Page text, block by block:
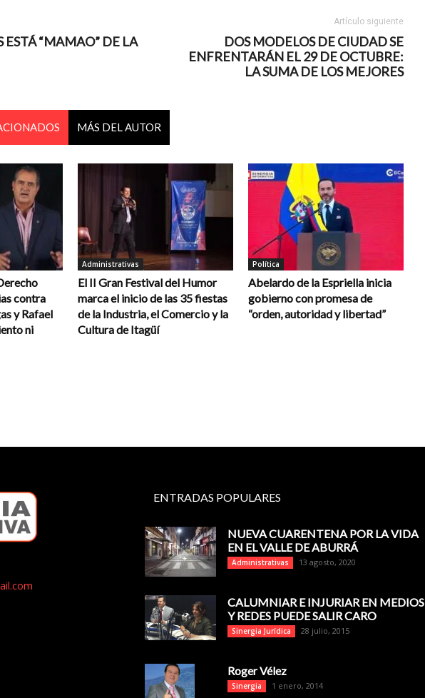
ESTÁ “MAMAO” DE LA
Artículo siguiente
DOS MODELOS DE CIUDAD SE
ENFRENTARÁN EL 29 DE OCTUBRE:
LA SUMA DE LOS MEJORES
MÁS DEL AUTOR
contra
y Rafael
ni
Administrativas
El II Gran Festival del Humor
marca el inicio de las 35 fiestas
de la Industria, el Comercio y la
Cultura de Itagüí
Política
Abelardo de la Espriella inicia
gobierno con promesa de
“orden, autoridad y libertad”
ENTRADAS POPULARES
NUEVA CUARENTENA POR LA VIDA
EN EL VALLE DE ABURRÁ
Administrativas 13 agosto, 2020
CALUMNIAR E INJURIAR EN MEDIOS
Y REDES PUEDE SALIR CARO
Sinergia Jurídica 28 julio, 2015
Roger Vélez
Sinergia 1 enero, 2014